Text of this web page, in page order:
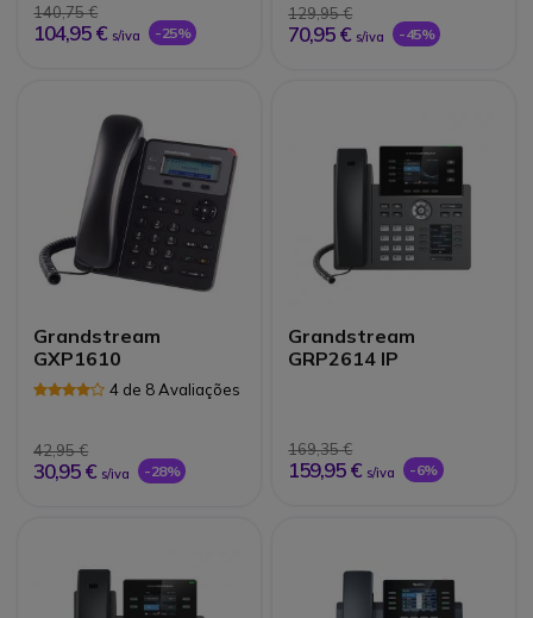
140,75 €
104,95 € s/iva -25%
129,95 €
70,95 € s/iva -45%
Grandstream
GXP1610
4 de 8 Avaliações
42,95 €
30,95 € s/iva -28%
Grandstream
GRP2614 IP
169,35 €
159,95 € s/iva -6%